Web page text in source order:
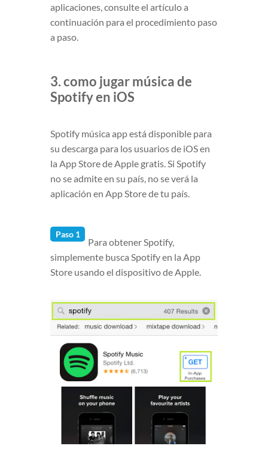
aplicaciones, consulte el artículo a
continuación para el procedimiento paso
a paso.
3. como jugar música de
Spotify en iOS
Spotify música app está disponible para
su descarga para los usuarios de iOS en
la App Store de Apple gratis. Si Spotify
no se admite en su país, no se verá la
aplicación en App Store de tu país.
Paso 1
Para obtener Spotify,
simplemente busca Spotify en la App
Store usando el dispositivo de Apple.